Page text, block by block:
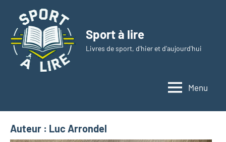
contenu
Sport à lire
Livres de sport, d'hier et d'aujourd'hui
Menu
Auteur : Luc Arrondel